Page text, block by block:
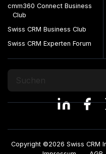
cmm360 Connect Business
Club
Swiss CRM Business Club
Swiss CRM Experten Forum
Copyright ©2026 Swiss CRM